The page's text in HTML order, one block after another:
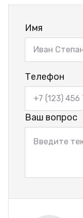
Имя
Телефон
Ваш вопрос